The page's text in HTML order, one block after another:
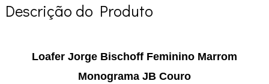
Descrição do Produto
Loafer Jorge Bischoff Feminino Marrom
Monograma JB Couro